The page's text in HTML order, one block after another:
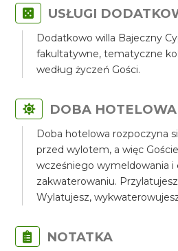
USŁUGI
Dodatkowo willa Bajeczny
fakultatywne, tematyczne
według życzeń Gości.
DOBA HOTELOWA
Doba hotelowa rozpoczyna
przed wylotem, a więc
wcześniego wymeldowania i
zakwaterowaniu.
Wylatujesz,
NOTATKA